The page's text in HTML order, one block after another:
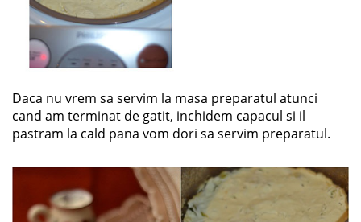
Daca nu vrem sa servim la masa preparatul atunci
cand am terminat de gatit, inchidem capacul si il
pastram la cald pana vom dori sa servim preparatul.